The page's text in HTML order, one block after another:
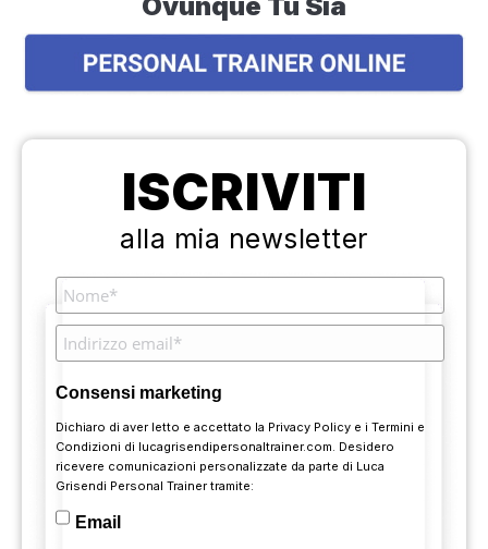
ISCRIVITI
alla mia newsletter
Consensi marketing
Dichiaro di aver letto e accettato la Privacy Policy e iTermini e
Condizioni di lucagrisendipersonaltrainer.com. Desidero
ricevere comunicazioni personalizzate da parte di Luca
Grisendi Personal Trainer tramite:
Email